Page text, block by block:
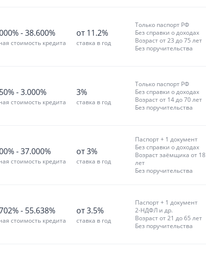
-38.600%
стоимость кредита
от 11.2%
ставка в год
Только паспорт РФ
Без справки о доходах
Возраст от 23 до 75 лет
Без поручительства
-3.000%
стоимость кредита
3%
ставка в год
Только паспорт РФ
Без справки о доходах
Возраст от 14 до 70 лет
Без поручительства
-37.000%
стоимость кредита
от 3%
ставка в год
Паспорт + 1 документ
Без справки о доходах
Возраст заёмщика от 18
лет
Без поручительства
- 55.638%
стоимость кредита
от 3.5%
ставка в год
Паспорт + 1 документ
2-НДФЛ и др.
Возраст от 21 до 65 лет
Без поручительства